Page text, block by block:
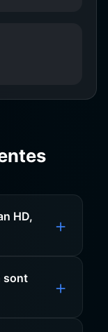
HD,
sont